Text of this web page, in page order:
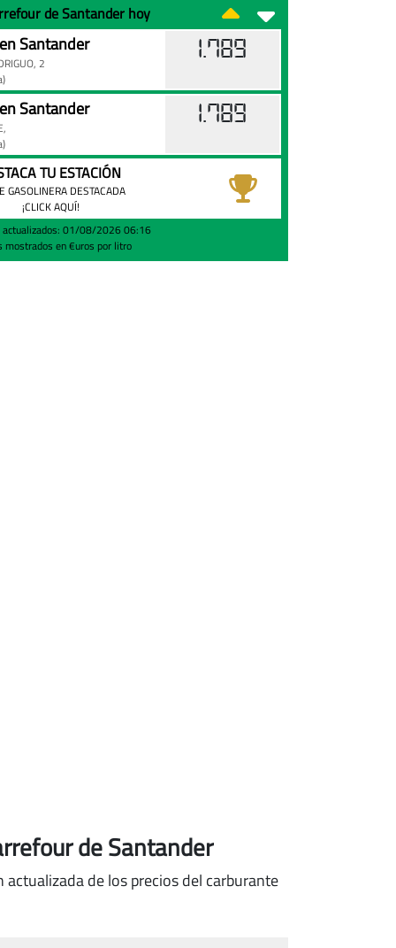
de Santander hoy
Santander
2
1.789
Santander 1.789
TU ESTACIÓN
GASOLINERA DESTACADA
¡CLICK AQUÍ!
actualizados: 01/08/2026 06:16
mostrados en €uros por litro
de Santander
de los precios del carburante